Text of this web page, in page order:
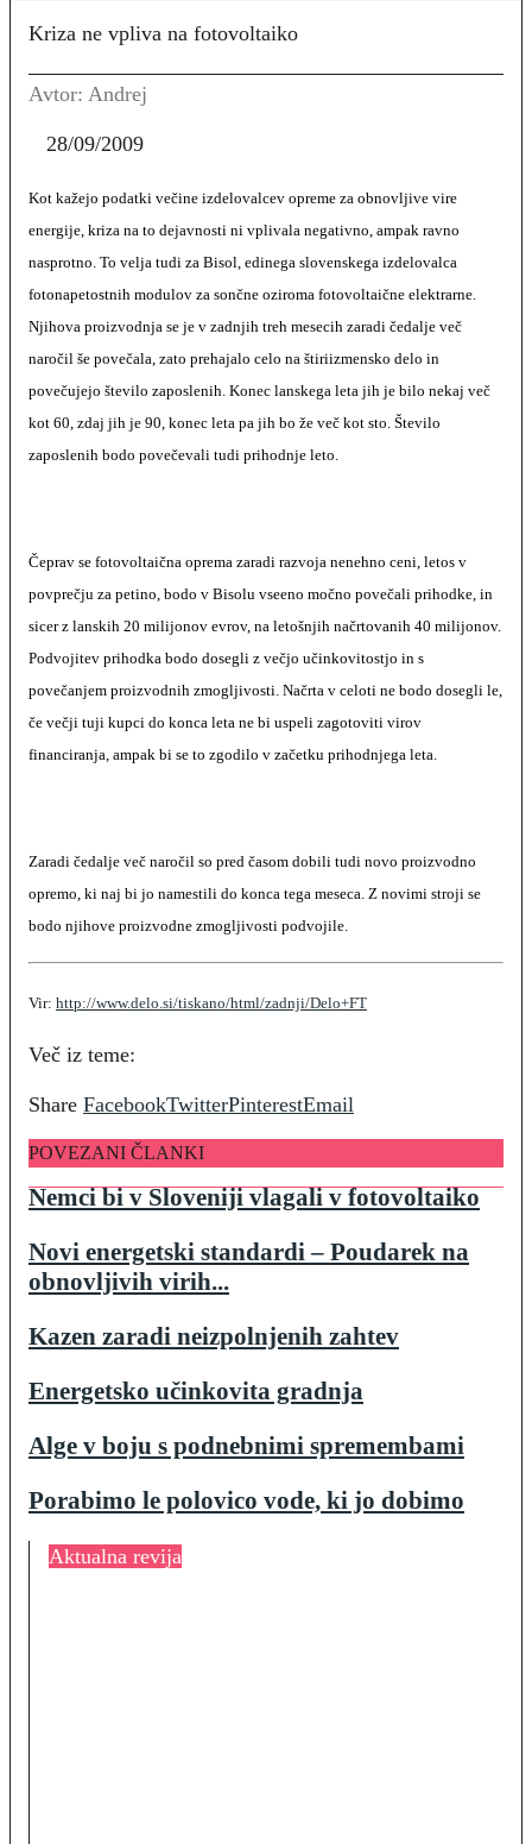
Kriza ne vpliva na fotovoltaiko
Avtor: Andrej
28/09/2009
Kot kažejo podatki večine izdelovalcev opreme za obnovljive vire
energije, kriza na to dejavnosti ni vplivala negativno, ampak ravno
nasprotno. To velja tudi za Bisol, edinega slovenskega izdelovalca
fotonapetostnih modulov za sončne oziroma fotovoltaične elektrarne.
Njihova proizvodnja se je v zadnjih treh mesecih zaradi čedalje več
naročil še povečala, zato prehajalo celo na štiriizmensko delo in
povečujejo število zaposlenih. Konec lanskega leta jih je bilo nekaj več
kot 60, zdaj jih je 90, konec leta pa jih bo že več kot sto. Število
zaposlenih bodo povečevali tudi prihodnje leto.
Čeprav se fotovoltaična oprema zaradi razvoja nenehno ceni, letos v
povprečju za petino, bodo v Bisolu vseeno močno povečali prihodke, in
sicer z lanskih 20 milijonov evrov, na letošnjih načrtovanih 40 milijonov.
Podvojitev prihodka bodo dosegli z večjo učinkovitostjo in s
povečanjem proizvodnih zmogljivosti. Načrta v celoti ne bodo dosegli le,
če večji tuji kupci do konca leta ne bi uspeli zagotoviti virov
financiranja, ampak bi se to zgodilo v začetku prihodnjega leta.
Zaradi čedalje več naročil so pred časom dobili tudi novo proizvodno
opremo, ki naj bi jo namestili do konca tega meseca. Z novimi stroji se
bodo njihove proizvodne zmogljivosti podvojile.
Vir: http://www.delo.si/tiskano/html/zadnji/Delo+FT
Več iz teme:
Share FacebookTwitterPinterestEmail
POVEZANI ČLANKI
Nemci bi v Sloveniji vlagali v fotovoltaiko
Novi energetski standardi – Poudarek na
obnovljivih virih...
Kazen zaradi neizpolnjenih zahtev
Energetsko učinkovita gradnja
Alge v boju s podnebnimi spremembami
Porabimo le polovico vode, ki jo dobimo
Aktualna revija